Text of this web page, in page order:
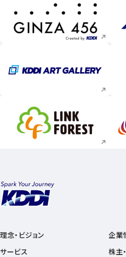
新規ウィンドウで開く
新規ウィンドウで開く
新規ウィンドウで開く
理念・ビジョン
サービス
企業
株主